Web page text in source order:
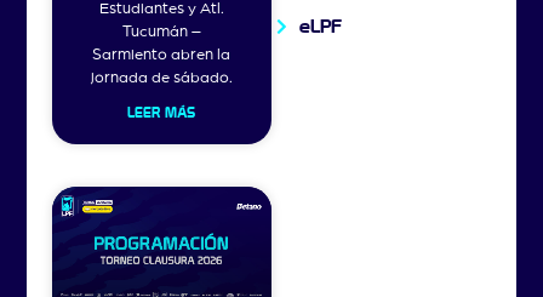
Estudiantes y Atl.
Tucumán –
Sarmiento abren la
jornada de sábado.
LEER MÁS
eLPF